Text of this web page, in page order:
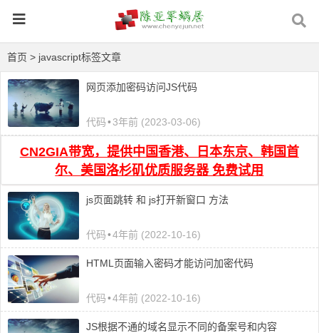
首页 > javascript标签文章
网页添加密码访问JS代码
代码•3年前 (2023-03-06)
CN2GIA带宽，提供中国香港、日本东京、韩国首
尔、美国洛杉矶优质服务器 免费试用
js页面跳转 和 js打开新窗口 方法
代码•4年前 (2022-10-16)
HTML页面输入密码才能访问加密代码
代码•4年前 (2022-10-16)
JS根据不通的域名显示不同的备案号和内容